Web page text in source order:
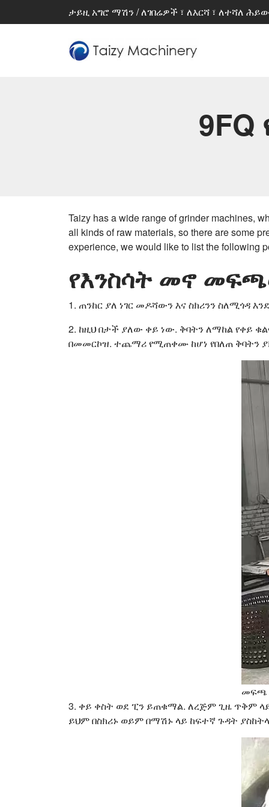
ታይዚ አግሮ ማሽን / ለገበሬዎች ፣ ለእርሻ ፣ ለተሻለ
Taizy has a wide range of grinder machines,
all kinds of raw materials, so there are some
experience, we would like to list the following
የእንስሳት መኖ
1. ጠንከር ያለ ነገር መዶሻውን እና ስክሪንን ስለሚጎዳ
2. ከዚህ በታች ያለው ቀይ ነው. ቅባትን ለማከል የቀይ
በመመርኮዝ. ተጨማሪ የሚጠቀሙ ከሆነ የበለጠ ቅባትን
መፍጫ
3. ቀይ ቀስት ወደ ፒን ይጠቁማል. ለረጅም ጊዜ ጥቅም
ይህም በስክሪኑ ወይም በማሽኑ ላይ ከፍተኛ ጉዳት